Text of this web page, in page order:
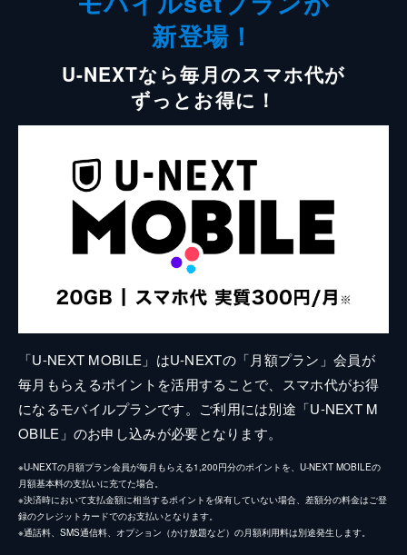
新登場！
U-NEXTなら毎月のスマホ代が
ずっとお得に！
「U-NEXT MOBILE」はU-NEXTの「月額プラン」会員が
毎月もらえるポイントを活用することで、スマホ代がお得
になるモバイルプランです。ご利用には別途「U-NEXT M
OBILE」のお申し込みが必要となります。
※U-NEXTの月額プラン会員が毎月もらえる1,200円分のポイントを、U-NEXT MOBILEの
月額基本料の支払いに充てた場合。
※決済時において支払金額に相当するポイントを保有していない場合、差額分の料金はご登
録のクレジットカードでのお支払いとなります。
※通話料、SMS通信料、オプション（かけ放題など）の月額利用料は別途発生します。